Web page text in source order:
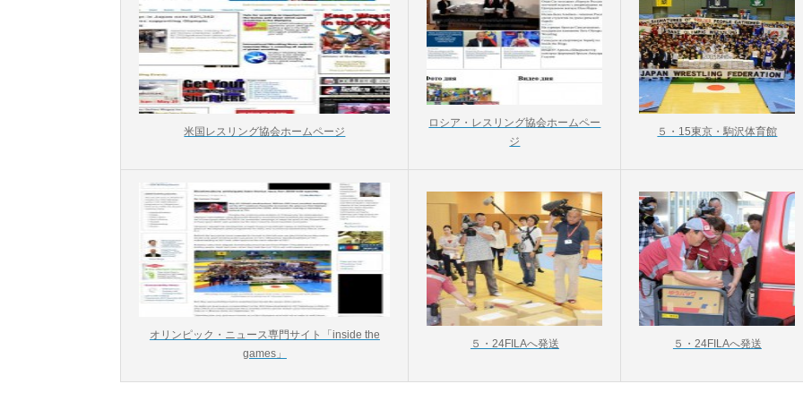
米国レスリング協会ホームページ
ロシア・レスリング協会ホームペー
ジ
５・15東京・駒沢体育館
オリンピック・ニュース専門サイト「inside the
games」
５・24FILAへ発送 ５・24FILAへ発送